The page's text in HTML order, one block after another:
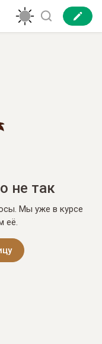
не так
Мы уже в курсе
её.